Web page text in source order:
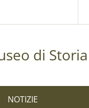
di
NOTIZIE